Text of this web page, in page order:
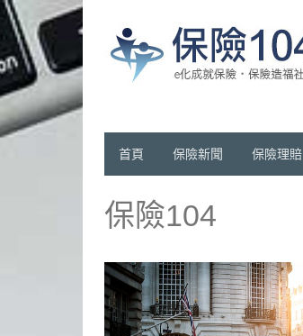
首頁 保險新聞 保險理賠
保險104